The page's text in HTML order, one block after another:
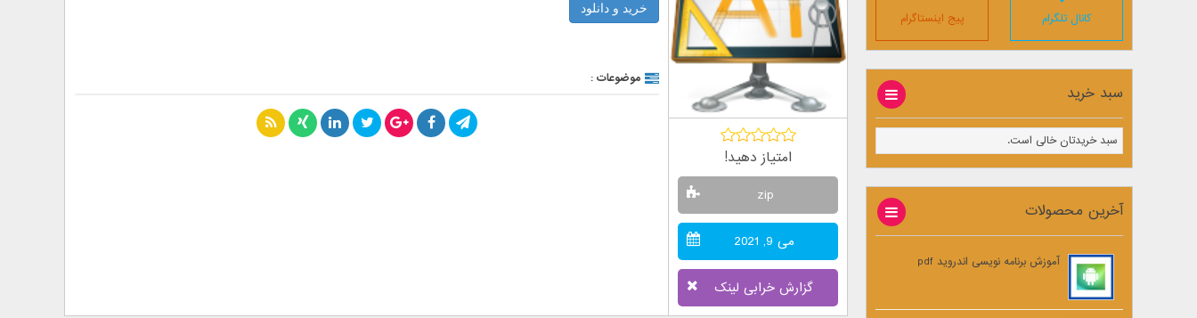
امتیاز دهید!
zip
می 9, 2021
گزارش خرابی لینک
خرید و دانلود
موضوعات :
کانال تلگرام پیج اینستاگرام
سبد خرید
سبد خریدتان خالی است.
آخرین محصولات
آموزش برنامه نویسی اندروید pdf